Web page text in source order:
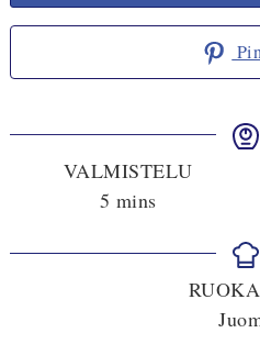
VALMISTELU
5 minutes
mins